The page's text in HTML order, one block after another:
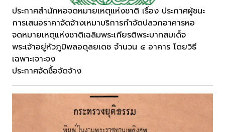
ประกาศสำนักหอจดหมายเหตุแห่งชาติ เรื่อง ประกาศผู้ชนะ
การเสนอราคาจัดจ้างเหมาบริการกำจัดปลวกอาคารหอ
จดหมายเหตุแห่งชาติเฉลิมพระเกียรติพระบาทสมเด็จ
พระเจ้าอยู่หัวภูมิพลอดุลยเดช จำนวน ๔ อาคาร โดยวิธี
เฉพาะเจาะจง
ประกาศจัดซื้อจัดจ้าง